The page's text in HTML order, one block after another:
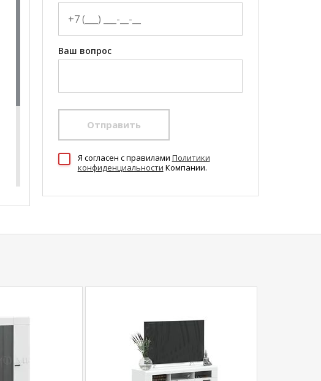
Ваш вопрос
Отправить
Я согласен c правилами Политики
конфиденциальности Компании.